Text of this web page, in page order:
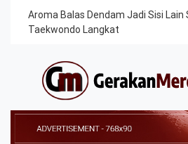
Aroma Balas Dendam Jadi Sisi Lain
Taekwondo Langkat